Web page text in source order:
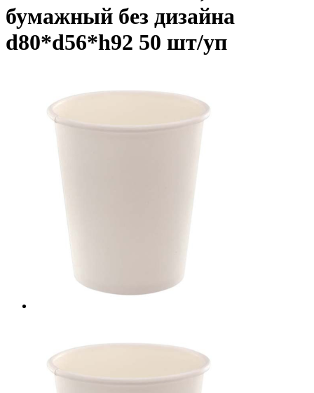
бумажный без дизайна
d80*d56*h92 50 шт/уп